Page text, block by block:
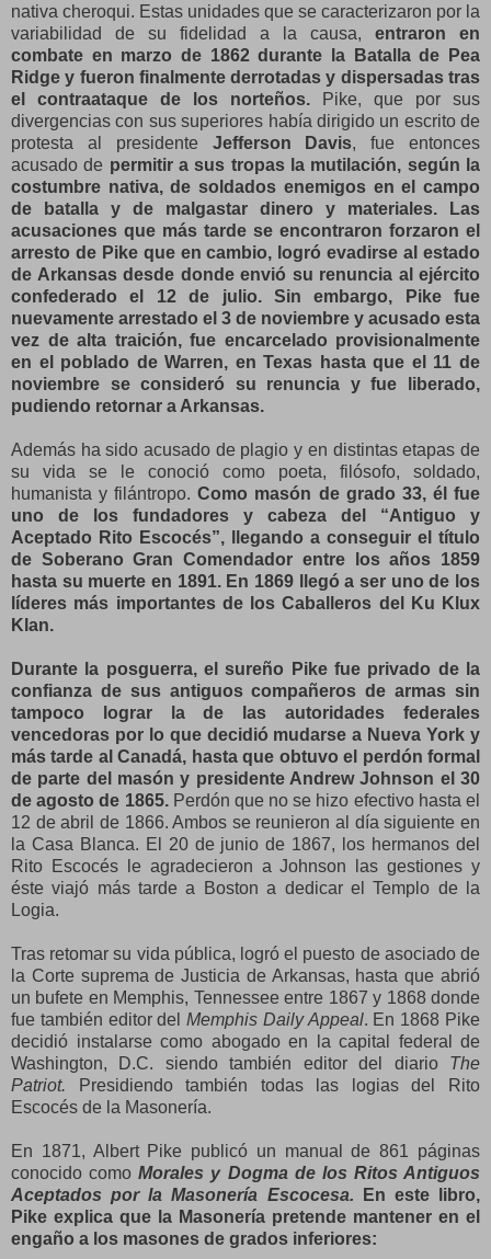
nativa cheroqui. Estas unidades que se caracterizaron por la
variabilidad de su fidelidad a la causa, entraron en
combate en marzo de 1862 durante la Batalla de Pea
Ridge y fueron finalmente derrotadas y dispersadas tras
el contraataque de los norteños.
Pike, que por sus
divergencias con sus superiores había dirigido un escrito de
protesta al presidente Jefferson Davis, fue entonces
acusado de permitir a sus tropas la mutilación, según la
costumbre nativa, de soldados enemigos en el campo
de batalla y de malgastar dinero y materiales. Las
acusaciones que más tarde se encontraron forzaron el
arresto de Pike que en cambio, logró evadirse al estado
de Arkansas desde donde envió su renuncia al ejército
confederado el 12 de julio. Sin embargo, Pike fue
nuevamente arrestado el 3 de noviembre y acusado esta
vez de alta traición, fue encarcelado provisionalmente
en el poblado de Warren, en Texas hasta que el 11 de
noviembre se consideró su renuncia y fue liberado,
pudiendo retornar a Arkansas.
Además ha sido acusado de plagio y en distintas etapas de
su vida se le conoció como poeta, filósofo, soldado,
humanista y filántropo. Como masón de grado 33, él fue
uno de los fundadores y cabeza del “Antiguo y
Aceptado Rito Escocés”, llegando a conseguir el título
de Soberano Gran Comendador entre los años 1859
hasta su muerte en 1891. En 1869 llegó a ser uno de los
líderes más importantes de los Caballeros del Ku Klux
Klan.
Durante la posguerra, el sureño Pike fue privado de la
confianza de sus antiguos compañeros de armas sin
tampoco lograr la de las autoridades federales
vencedoras por lo que decidió mudarse a Nueva York y
más tarde al Canadá, hasta que obtuvo el perdón formal
de parte del masón y presidente Andrew Johnson el 30
de agosto de 1865. Perdón que no se hizo efectivo hasta el
12 de abril de 1866. Ambos se reunieron al día siguiente en
la Casa Blanca. El 20 de junio de 1867, los hermanos del
Rito Escocés le agradecieron a Johnson las gestiones y
éste viajó más tarde a Boston a dedicar el Templo de la
Logia.
Tras retomar su vida pública, logró el puesto de asociado de
la Corte suprema de Justicia de Arkansas, hasta que abrió
un bufete en Memphis, Tennessee entre 1867 y 1868 donde
fue también editor delMemphis Daily Appeal. En 1868 Pike
decidió instalarse como abogado en la capital federal de
Washington, D.C. siendo también editor del diario The
Patriot.
Presidiendo también todas las logias del Rito
Escocés de la Masonería.
En 1871, Albert Pike publicó un manual de 861 páginas
conocido como Morales y Dogma de los Ritos Antiguos
Aceptados por la Masonería Escocesa.
En este libro,
Pike explica que la Masonería pretende mantener en el
engaño a los masones de grados inferiores: